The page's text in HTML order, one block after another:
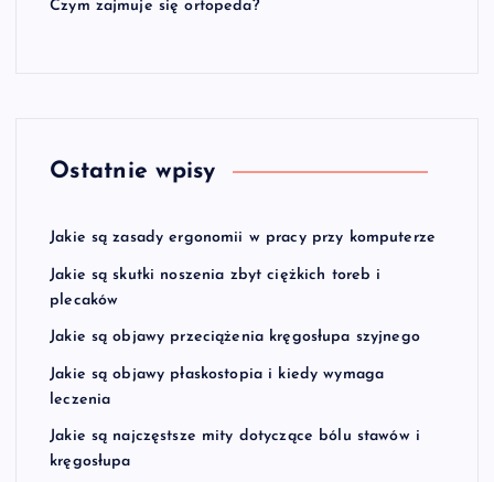
Czym zajmuje się ortopeda?
Ostatnie wpisy
Jakie są zasady ergonomii w pracy przy komputerze
Jakie są skutki noszenia zbyt ciężkich toreb i
plecaków
Jakie są objawy przeciążenia kręgosłupa szyjnego
Jakie są objawy płaskostopia i kiedy wymaga
leczenia
Jakie są najczęstsze mity dotyczące bólu stawów i
kręgosłupa